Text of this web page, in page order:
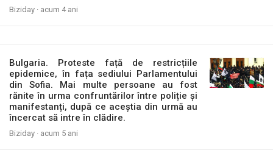
Biziday · acum 4 ani
Bulgaria. Proteste față de restricțiile
epidemice, în fața sediului Parlamentului
din Sofia. Mai multe persoane au fost
rănite în urma confruntărilor între poliție și
manifestanți, după ce aceștia din urmă au
încercat să intre în clădire.
Biziday · acum 5 ani